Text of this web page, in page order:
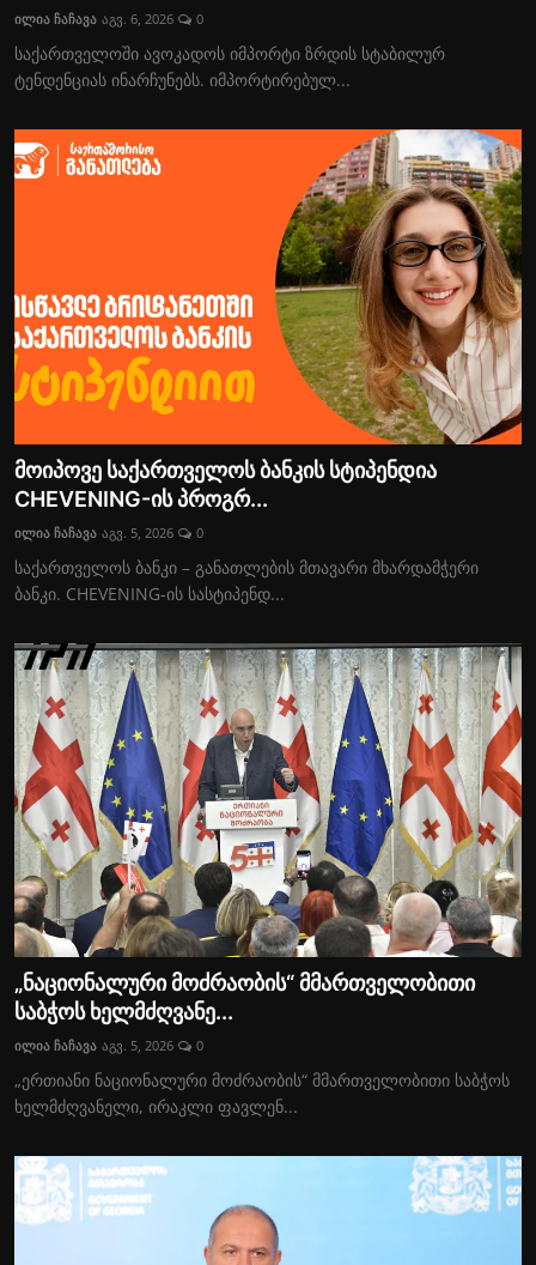
ილია ჩაჩავა აგვ. 6, 2026 0
საქართველოში ავოკადოს იმპორტი ზრდის სტაბილურ
ტენდენციას ინარჩუნებს. იმპორტირებულ...
მოიპოვე საქართველოს ბანკის სტიპენდია
CHEVENING-ის პროგრ...
ილია ჩაჩავა აგვ. 5, 2026 0
საქართველოს ბანკი – განათლების მთავარი მხარდამჭერი
ბანკი. CHEVENING-ის სასტიპენდ...
„ნაციონალური მოძრაობის“ მმართველობითი
საბჭოს ხელმძღვანე...
ილია ჩაჩავა აგვ. 5, 2026 0
„ერთიანი ნაციონალური მოძრაობის“ მმართველობითი საბჭოს
ხელმძღვანელი, ირაკლი ფავლენ...